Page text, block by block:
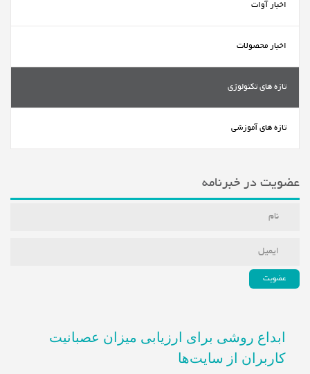
اخبار آوات
اخبار محصولات
تازه های تکنولوژی
تازه های آموزشی
عضویت در خبرنامه
ابداع روشی برای ارزیابی میزان عصبانیت
کاربران از ‌سایت‌ها